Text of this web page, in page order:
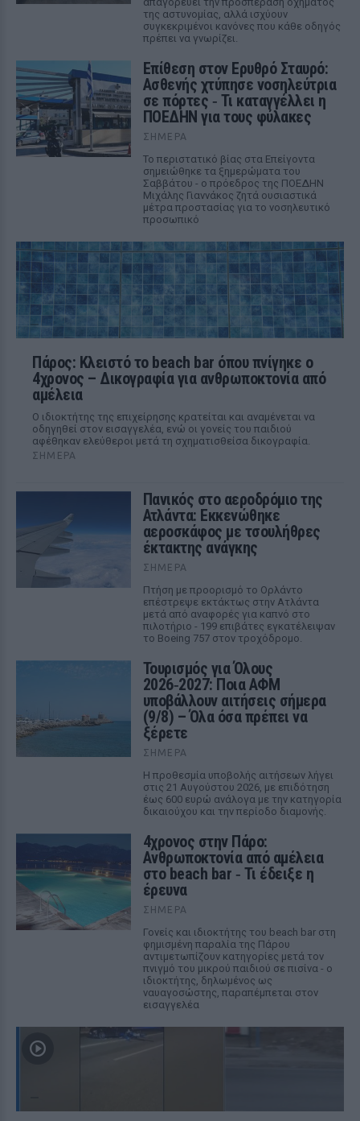
της αστυνομίας, αλλά ισχύουν
συγκεκριμένοι κανόνες που κάθε οδηγός
πρέπει να γνωρίζει.
Επίθεση στον Ερυθρό Σταυρό:
Ασθενής χτύπησε νοσηλεύτρια
σε πόρτες ‑ Τι καταγγέλλει η
ΠΟΕΔΗΝ για τους φύλακες
ΣΉΜΕΡΑ
Το περιστατικό βίας στα Επείγοντα
σημειώθηκε τα ξημερώματα του
Σαββάτου - ο πρόεδρος της ΠΟΕΔΗΝ
Μιχάλης Γιαννάκος ζητά ουσιαστικά
μέτρα προστασίας για το νοσηλευτικό
προσωπικό
Πάρος: Κλειστό το beach bar όπου πνίγηκε ο
4χρονος – Δικογραφία για ανθρωποκτονία από
αμέλεια
Ο ιδιοκτήτης της επιχείρησης κρατείται και αναμένεται να
οδηγηθεί στον εισαγγελέα, ενώ οι γονείς του παιδιού
αφέθηκαν ελεύθεροι μετά τη σχηματισθείσα δικογραφία.
ΣΉΜΕΡΑ
Πανικός στο αεροδρόμιο της
Ατλάντα: Εκκενώθηκε
αεροσκάφος με τσουλήθρες
έκτακτης ανάγκης
ΣΉΜΕΡΑ
Πτήση με προορισμό το Ορλάντο
επέστρεψε εκτάκτως στην Ατλάντα
μετά από αναφορές για καπνό στο
πιλοτήριο - 199 επιβάτες εγκατέλειψαν
το Boeing 757 στον τροχόδρομο.
Τουρισμός για Όλους
2026‑2027: Ποια ΑΦΜ
υποβάλλουν αιτήσεις σήμερα
(9/8) – Όλα όσα πρέπει να
ξέρετε
ΣΉΜΕΡΑ
Η προθεσμία υποβολής αιτήσεων λήγει
στις 21 Αυγούστου 2026, με επιδότηση
έως 600 ευρώ ανάλογα με την κατηγορία
δικαιούχου και την περίοδο διαμονής.
4χρονος στην Πάρο:
Ανθρωποκτονία από αμέλεια
στο beach bar ‑ Τι έδειξε η
έρευνα
ΣΉΜΕΡΑ
Γονείς και ιδιοκτήτης του beach bar στη
φημισμένη παραλία της Πάρου
αντιμετωπίζουν κατηγορίες μετά τον
πνιγμό του μικρού παιδιού σε πισίνα - ο
ιδιοκτήτης, δηλωμένος ως
ναυαγοσώστης, παραπέμπεται στον
εισαγγελέα